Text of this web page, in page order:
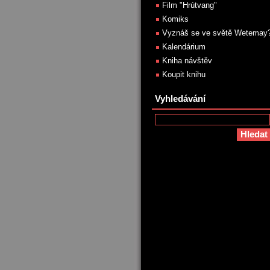
Film "Hrútvang"
Komiks
Vyznáš se ve světě
Kalendárium
Kniha návštěv
Koupit knihu
Vyhledávání